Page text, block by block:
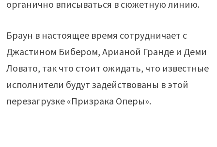
органично вписываться в сюжетную линию.
Браун в настоящее время сотрудничает с
Джастином Бибером, Арианой Гранде и Деми
Ловато, так что стоит ожидать, что известные
исполнители будут задействованы в этой
перезагрузке «Призрака Оперы».